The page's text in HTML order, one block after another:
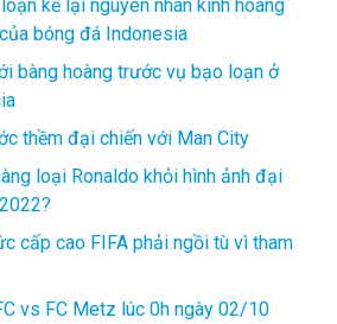
kể lại nguyên nhân kinh hoàng
bóng đá Indonesia
bàng hoàng trước vụ bạo loạn ở
thềm đại chiến với Man City
loại Ronaldo khỏi hình ảnh đại
cấp cao FIFA phải ngồi tù vì tham
vs FC Metz lúc 0h ngày 02/10